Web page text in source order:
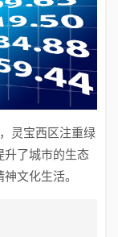
灵宝西区注重绿
升了城市的生态
文化生活。